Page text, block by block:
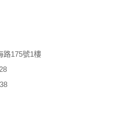
路175號1樓